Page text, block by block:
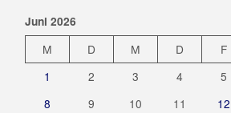
Juni 2026
M D M D F
1
2 3 4 5
8
9 10 11 12